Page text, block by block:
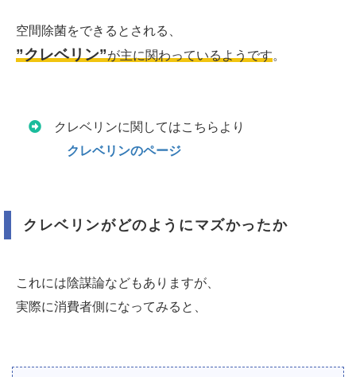
空間除菌をできるとされる、
”クレベリン”が主に関わっているようです。
クレベリンに関してはこちらより
クレベリンのページ
クレベリンがどのようにマズかったか
これには陰謀論などもありますが、
実際に消費者側になってみると、